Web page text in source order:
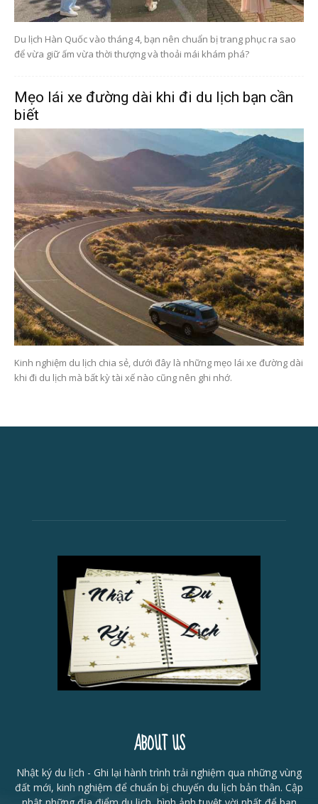
Du lịch Hàn Quốc vào tháng 4, bạn nên chuẩn bị trang phục ra sao
để vừa giữ ấm vừa thời thượng và thoải mái khám phá?
Mẹo lái xe đường dài khi đi du lịch bạn cần
biết
Kinh nghiệm du lịch chia sẻ, dưới đây là những mẹo lái xe đường dài
khi đi du lịch mà bất kỳ tài xế nào cũng nên ghi nhớ.
ABOUT US
Nhật ký du lịch - Ghi lại hành trình trải nghiệm qua những vùng
đất mới, kinh nghiệm để chuẩn bị chuyến du lịch bản thân. Cập